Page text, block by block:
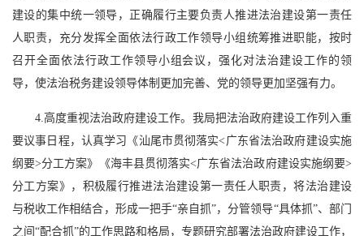
建设的集中统一领导，正确履行主要负责人推进法治建设第一责任
人职责，充分发挥全面依法行政工作领导小组统筹推进职能，按时
召开全面依法行政工作领导小组会议，强化对法治建设工作的领
导，使法治税务建设领导体制更加完善、党的领导更加坚强有力。
4.高度重视法治政府建设工作。我局把法治政府建设工作列入重
要议事日程，认真学习《汕尾市贯彻落实<广东省法治政府建设实施
纲要>分工方案》《海丰县贯彻落实<广东省法治政府建设实施纲要>
分工方案》，积极履行推进法治建设第一责任人职责，将法治建设
与税收工作相结合，形成一把手“亲自抓”，分管领导“具体抓”、部门
之间“配合抓”的工作思路和格局，专题研究部署法治政府建设工作，